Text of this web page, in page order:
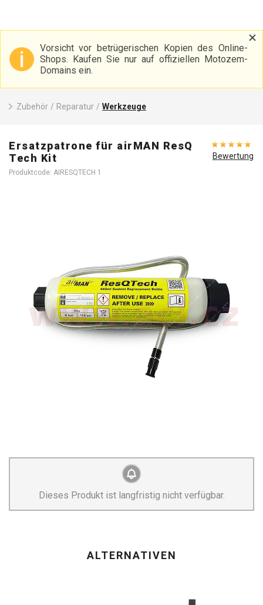
Vorsicht vor betrügerischen Kopien des Online-
Shops. Kaufen Sie nur auf offiziellen Motozem-
Domains ein.
Zubehör / Reparatur / Werkzeuge
Ersatzpatrone für airMAN ResQ
Tech Kit
Produktcode: AIRESQTECH 1
Bewertung
Dieses Produkt ist langfristig nicht verfügbar.
ALTERNATIVEN